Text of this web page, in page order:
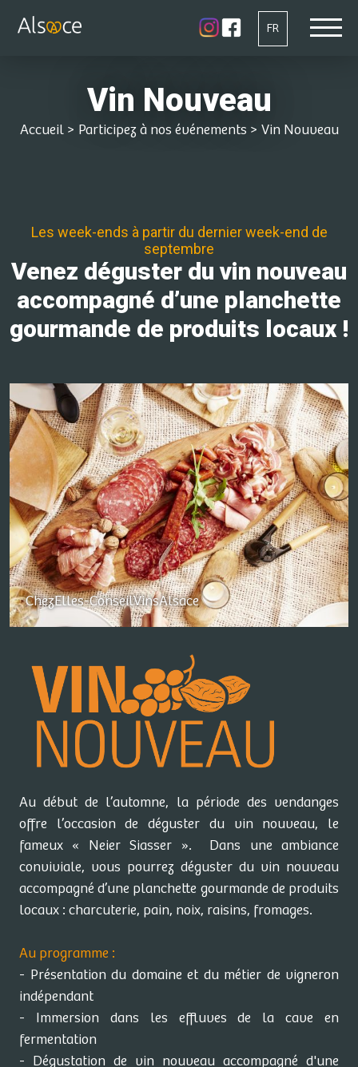
FR
Vin Nouveau
Accueil> Participez à nos événements > Vin Nouveau
Les week-ends à partir du dernier week-end de
septembre
Venez déguster du vin nouveau
accompagné d’une planchette
gourmande de produits locaux !
ChezElles-ConseilVinsAlsace
Au début de l’automne, la période des vendanges
offre l’occasion de déguster du vin nouveau, le
fameux « Neier Siasser ». Dans une ambiance
conviviale, vous pourrez déguster du vin nouveau
accompagné d’une planchette gourmande de produits
locaux : charcuterie, pain, noix, raisins, fromages.
Au programme :
- Présentation du domaine et du métier de vigneron
indépendant
- Immersion dans les effluves de la cave en
fermentation
- Dégustation de vin nouveau accompagné d'une